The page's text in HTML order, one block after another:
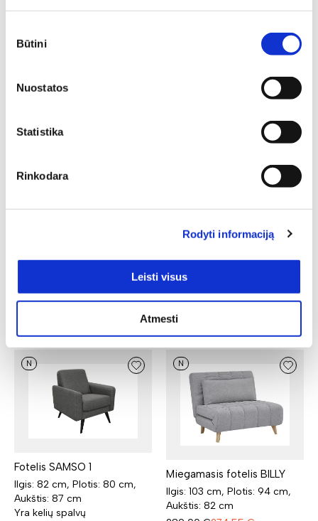
pasirinkimas
Būtini
Nuostatos
Statistika
Rinkodara
Rodyti informaciją
Leisti visus
Atmesti
Yra kelių spalvų
N
Aukštis: 40 cm
Ilgis: 51 cm, Plotis: 47 cm,
225,00 €157,50 €
Recommended
N
Fotelis SAMSO 1
Ilgis: 82 cm, Plotis: 80 cm,
Aukštis: 87 cm
Yra kelių spalvų
N
Miegamasis fotelis BILLY
Ilgis: 103 cm, Plotis: 94 cm,
Aukštis: 82 cm